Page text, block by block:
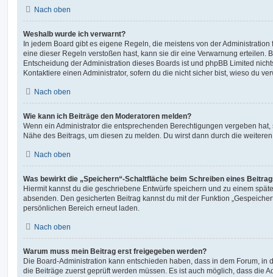
Nach oben
Weshalb wurde ich verwarnt?
In jedem Board gibt es eigene Regeln, die meistens von der
eine dieser Regeln verstoßen hast, kann sie dir eine Verwarnung erteilen.
Entscheidung der Administration dieses Boards ist und phpBB Limited
Kontaktiere einen Administrator, sofern du die nicht sicher bist, wieso du
Nach oben
Wie kann ich Beiträge den Moderatoren melden?
Wenn ein Administrator die entsprechenden Berechtigungen vergeben
Nähe des Beitrags, um diesen zu melden. Du wirst dann durch die
Nach oben
Was bewirkt die „Speichern“-Schaltfläche beim Schreiben eines
Hiermit kannst du die geschriebene Entwürfe speichern und zu einem
absenden. Den gesicherten Beitrag kannst du mit der Funktion
persönlichen Bereich erneut laden.
Nach oben
Warum muss mein Beitrag erst freigegeben werden?
Die Board-Administration kann entschieden haben, dass in dem Forum, in
die Beiträge zuerst geprüft werden müssen. Es ist auch möglich, dass die